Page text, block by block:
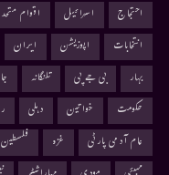
احتجاج اسرائیل اقوام
انتخابات
اپوزیشن ایران
بہار
بی جے پی تلنگانہ
حکومت
خواتین دہلی
عام آدمی پارٹی
غزہ فلسطین